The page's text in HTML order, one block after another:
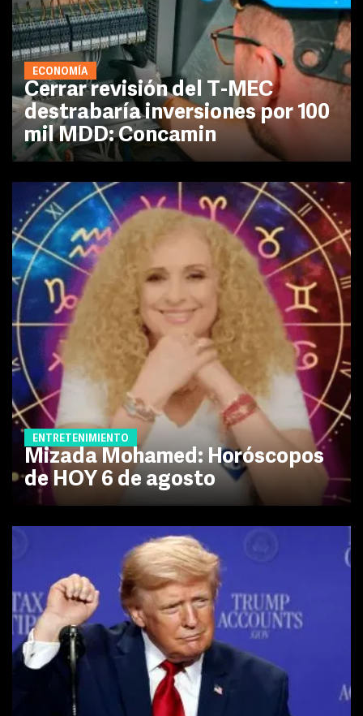
ECONOMÍA
Cerrar revisión del T-MEC
destrabaría inversiones por 100
mil MDD: Concamin
ENTRETENIMIENTO
Mizada Mohamed: Horóscopos
de HOY 6 de agosto